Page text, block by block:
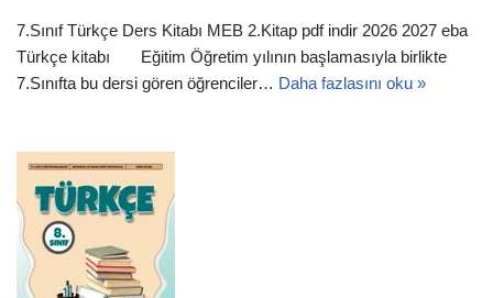
7.Sınıf Türkçe Ders Kitabı MEB 2.Kitap pdf indir 2026 2027 eba
Türkçe kitabı Eğitim Öğretim yılının başlamasıyla birlikte
7.Sınıfta bu dersi gören öğrenciler… Daha fazlasını oku »